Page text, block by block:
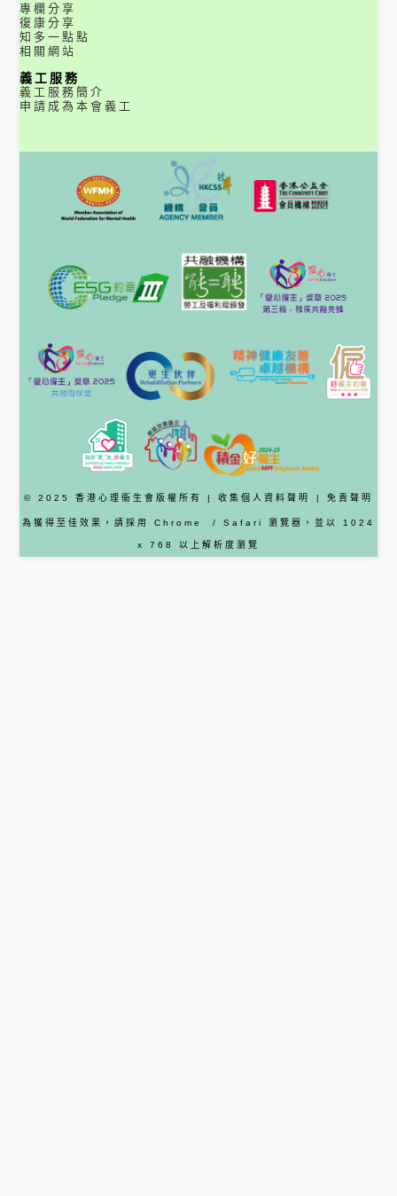
專欄分享
復康分享
知多一點點
相關網站
義工服務
義工服務簡介
申請成為本會義工
© 2025 香港心理衞生會版權所有 | 收集個人資料聲明 | 免責聲明
為獲得至佳效果，請採用 Chrome / Safari 瀏覽器 ，並以 1024
x 768 以上解析度瀏覽